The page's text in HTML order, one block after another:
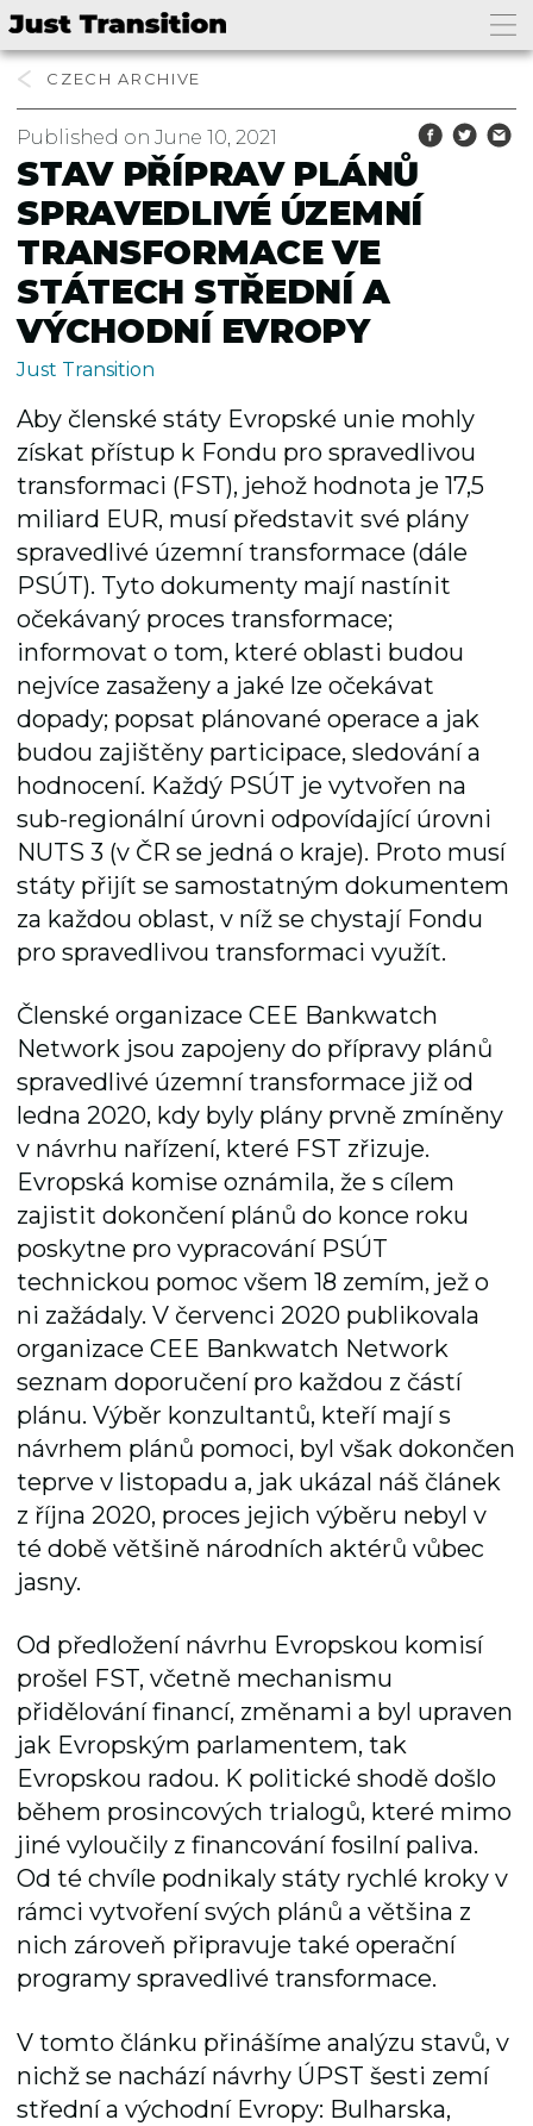
CZECH
Published on June 10, 2021
STAV PŘÍPRAV PLÁNŮ
SPRAVEDLIVÉ ÚZEMNÍ
TRANSFORMACE VE
STÁTECH STŘEDNÍ A
VÝCHODNÍ EVROPY
Just Transition
Aby členské státy Evropské unie mohly
získat přístup k Fondu pro spravedlivou
transformaci (FST), jehož hodnota je 17,5
miliard EUR, musí představit své plány
spravedlivé územní transformace (dále
PSÚT). Tyto dokumenty mají nastínit
očekávaný proces transformace;
informovat o tom, které oblasti budou
nejvíce zasaženy a jaké lze očekávat
dopady; popsat plánované operace a jak
budou zajištěny participace, sledování a
hodnocení. Každý PSÚT je vytvořen na
sub-regionální úrovni odpovídající úrovni
NUTS 3 (v ČR se jedná o kraje). Proto musí
státy přijít se samostatným dokumentem
za každou oblast, v níž se chystají Fondu
pro spravedlivou transformaci využít.
Členské organizace CEE Bankwatch
Network jsou zapojeny do přípravy plánů
spravedlivé územní transformace již od
ledna 2020, kdy byly plány prvně zmíněny
v návrhu nařízení, které FST zřizuje.
Evropská komise oznámila, že s cílem
zajistit dokončení plánů do konce roku
poskytne pro vypracování PSÚT
technickou pomoc všem 18 zemím, jež o
ni zažádaly. V červenci 2020 publikovala
organizace CEE Bankwatch Network
seznam doporučení pro každou z částí
plánu. Výběr konzultantů, kteří mají s
návrhem plánů pomoci, byl však dokončen
teprve v listopadu a, jak ukázal náš článek
z října 2020, proces jejich výběru nebyl v
té době většině národních aktérů vůbec
jasny.
Od předložení návrhu Evropskou komisí
prošel FST, včetně mechanismu
přidělování financí, změnami a byl upraven
jak Evropským parlamentem, tak
Evropskou radou. K politické shodě došlo
během prosincových trialogů, které mimo
jiné vyloučily z financování fosilní paliva.
Od té chvíle podnikaly státy rychlé kroky v
rámci vytvoření svých plánů a většina z
nich zároveň připravuje také operační
programy spravedlivé transformace.
V tomto článku přinášíme analýzu stavů, v
nichž se nachází návrhy ÚPST šesti zemí
střední a východní Evropy: Bulharska,